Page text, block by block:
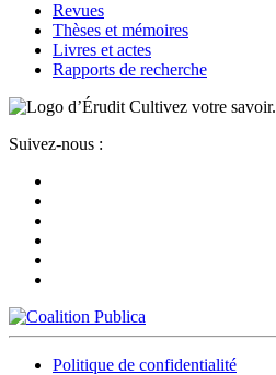
Revues
Thèses et mémoires
Livres et actes
Rapports de recherche
Cultivez votre savoir.
Suivez-nous :
Politique de confidentialité